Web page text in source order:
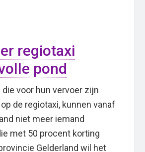
regiotaxi
pond
voor hun vervoer zijn
de regiotaxi, kunnen vanaf
niet meer iemand
met 50 procent korting
Gelderland wil het